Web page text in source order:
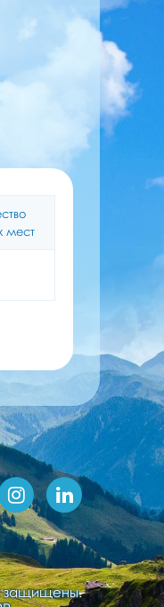
мест
защищены.